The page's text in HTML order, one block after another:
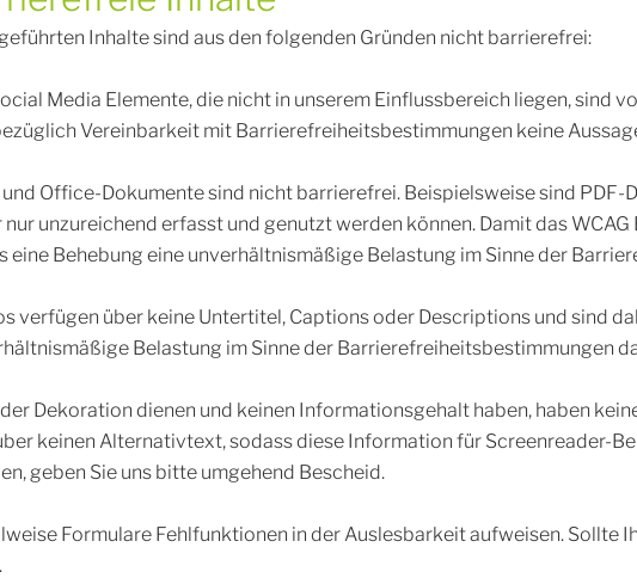
Inhalte sind aus den folgenden Gründen nicht barrierefrei:
Media Elemente, die nicht in unserem Einflussbereich liegen, sind
Vereinbarkeit mit Barrierefreiheitsbestimmungen keine
Office-Dokumente sind nicht barrierefrei. Beispielsweise sind
unzureichend erfasst und genutzt werden können. Damit das
eine Behebung eine unverhältnismäßige Belastung im Sinne der
verfügen über keine Untertitel, Captions oder Descriptions und sind
Belastung im Sinne der Barrierefreiheitsbestimmungen
Dekoration dienen und keinen Informationsgehalt haben, haben
keinen Alternativtext, sodass diese Information für Screenreader-
geben Sie uns bitte umgehend Bescheid.
Formulare Fehlfunktionen in der Auslesbarkeit aufweisen. Sollte